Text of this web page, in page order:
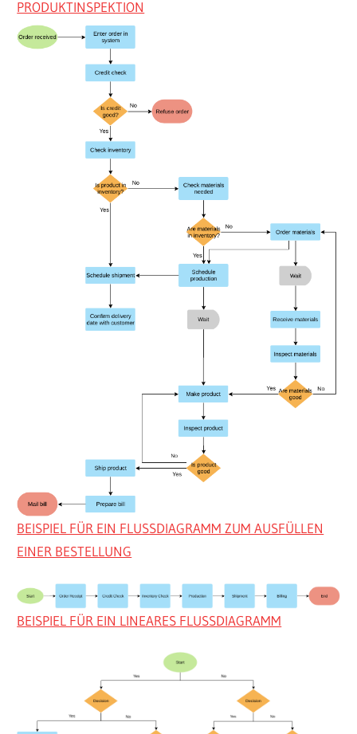
PRODUKTINSPEKTION
BEISPIEL FÜR EIN FLUSSDIAGRAMM ZUM AUSFÜLLEN
EINER BESTELLUNG
BEISPIEL FÜR EIN LINEARES FLUSSDIAGRAMM